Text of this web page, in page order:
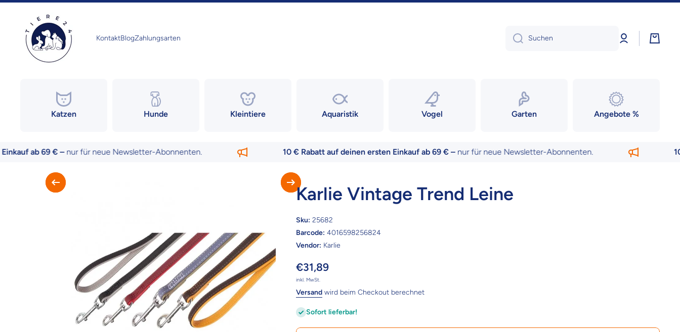
KontaktBlogZahlungsarten Suchen Einloggen
Katzen Hunde Kleintiere Aquaristik Vogel Garten Angebote %
ab 69 € –nur für neue Newsletter-Abonnenten. 10 € Rabatt auf deinen ersten Einkauf ab 69 € –nur für neue Newsletter-Abonnenten. 10 €
Karlie Vintage Trend Leine
Sku: 25682
Barcode: 4016598256824
Vendor: Karlie
€31,89
inkl. MwSt.
Versandwird beim Checkout berechnet
Sofort lieferbar!